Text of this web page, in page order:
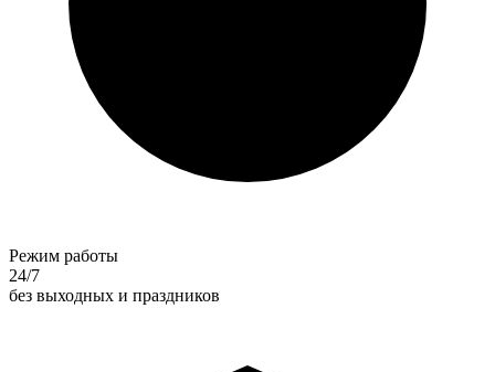
Режим работы
24/7
без выходных и праздников